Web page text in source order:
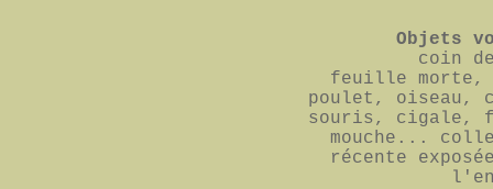
Objets
coin
feuille morte,
poulet, oiseau,
souris, cigale,
mouche...
récente